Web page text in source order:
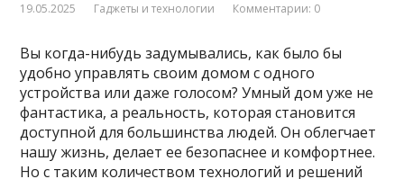
19.05.2025 Гаджеты и технологии Комментарии: 0
Вы когда-нибудь задумывались, как было бы
удобно управлять своим домом с одного
устройства или даже голосом? Умный дом уже не
фантастика, а реальность, которая становится
доступной для большинства людей. Он облегчает
нашу жизнь, делает ее безопаснее и комфортнее.
Но с таким количеством технологий и решений